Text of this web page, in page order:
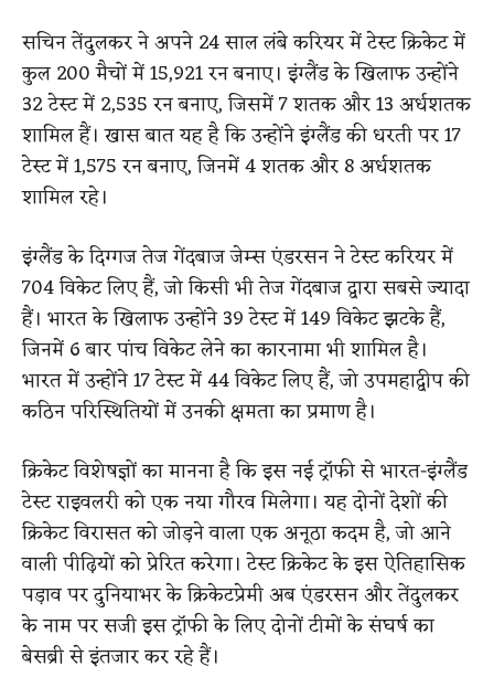
सचिन तेंदुलकर ने अपने 24 साल लंबे करियर में टेस्ट क्रिकेट में
कुल 200 मैचों में 15,921 रन बनाए। इंग्लैंड के खिलाफ उन्होंने
32 टेस्ट में 2,535 रन बनाए, जिसमें 7 शतक और 13 अर्धशतक
शामिल हैं। खास बात यह है कि उन्होंने इंग्लैंड की धरती पर 17
टेस्ट में 1,575 रन बनाए, जिनमें 4 शतक और 8 अर्धशतक
शामिल रहे।
इंग्लैंड के दिग्गज तेज गेंदबाज जेम्स एंडरसन ने टेस्ट करियर में
704 विकेट लिए हैं, जो किसी भी तेज गेंदबाज द्वारा सबसे ज्यादा
हैं। भारत के खिलाफ उन्होंने 39 टेस्ट में 149 विकेट झटके हैं,
जिनमें 6 बार पांच विकेट लेने का कारनामा भी शामिल है।
भारत में उन्होंने 17 टेस्ट में 44 विकेट लिए हैं, जो उपमहाद्वीप की
कठिन परिस्थितियों में उनकी क्षमता का प्रमाण है।
क्रिकेट विशेषज्ञों का मानना है कि इस नई ट्रॉफी से भारत-इंग्लैंड
टेस्ट राइवलरी को एक नया गौरव मिलेगा। यह दोनों देशों की
क्रिकेट विरासत को जोड़ने वाला एक अनूठा कदम है, जो आने
वाली पीढ़ियों को प्रेरित करेगा। टेस्ट क्रिकेट के इस ऐतिहासिक
पड़ाव पर दुनियाभर के क्रिकेटप्रेमी अब एंडरसन और तेंदुलकर
के नाम पर सजी इस ट्रॉफी के लिए दोनों टीमों के संघर्ष का
बेसब्री से इंतजार कर रहे हैं।